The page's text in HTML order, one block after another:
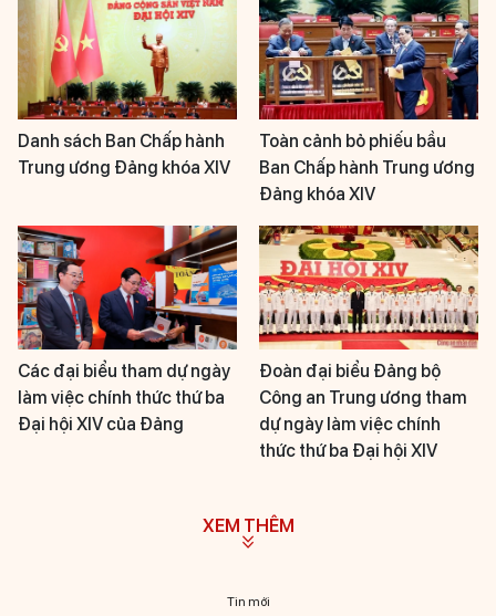
Danh sách Ban Chấp hành
Trung ương Đảng khóa XIV
Toàn cảnh bỏ phiếu bầu
Ban Chấp hành Trung ương
Đảng khóa XIV
Các đại biểu tham dự ngày
làm việc chính thức thứ ba
Đại hội XIV của Đảng
Đoàn đại biểu Đảng bộ
Công an Trung ương tham
dự ngày làm việc chính
thức thứ ba Đại hội XIV
XEM THÊM
Tin mới